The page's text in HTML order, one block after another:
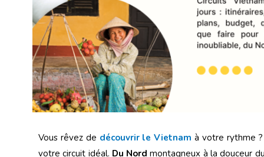
Vous rêvez de découvrir le Vietnamà votre rythme
votre circuit idéal. Du Nordmontagneux à la douceur du